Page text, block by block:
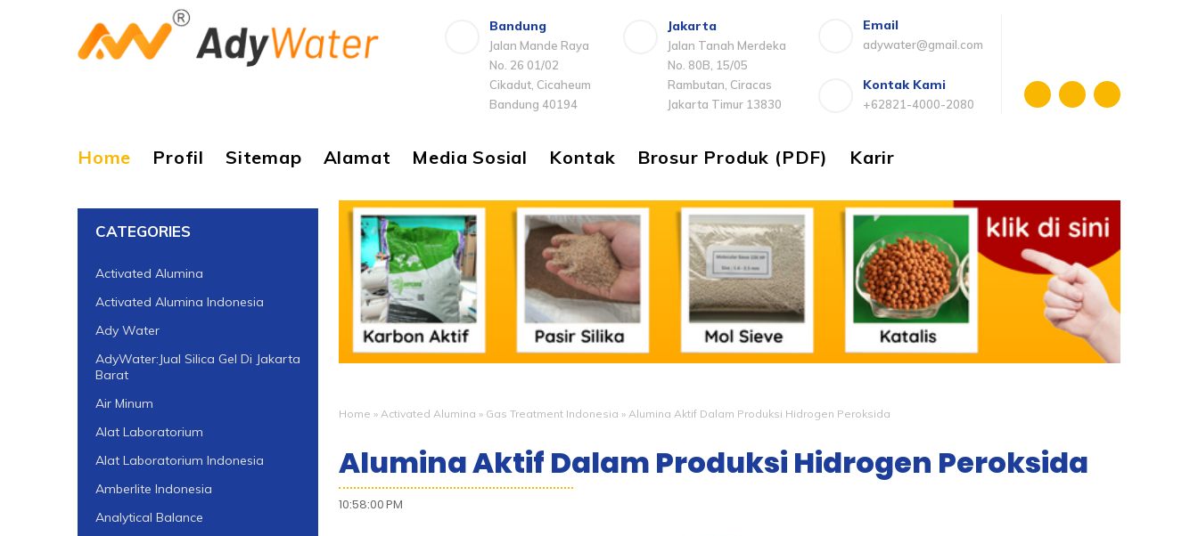
Bandung
Jalan Mande Raya
No. 26 01/02
Cikadut, Cicaheum
Bandung 40194
Jakarta
Jalan Tanah Merdeka
No. 80B, 15/05
Rambutan, Ciracas
Jakarta Timur 13830
Email
adywater@gmail.com
Kontak Kami
+62821-4000-2080
Home Profil Sitemap Alamat Media Sosial Kontak Brosur Produk (PDF) Karir
Home » Activated Alumina » Gas Treatment Indonesia » Alumina Aktif Dalam Produksi Hidrogen Peroksida
Alumina Aktif Dalam Produksi Hidrogen Peroksida
10:58:00 PM
CATEGORIES
Activated Alumina
Activated Alumina Indonesia
Ady Water
AdyWater:Jual Silica Gel Di Jakarta
Barat
Air Minum
Alat Laboratorium
Alat Laboratorium Indonesia
Amberlite Indonesia
Analytical Balance